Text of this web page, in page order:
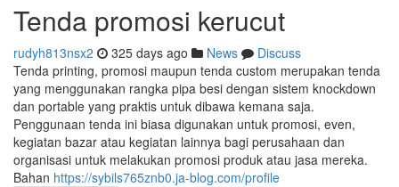
Tenda promosi kerucut
rudyh813nsx2 325 days ago News
Discuss
Tenda printing, promosi maupun tenda custom merupakan tenda
yang menggunakan rangka pipa besi dengan sistem knockdown
dan portable yang praktis untuk dibawa kemana saja.
Penggunaan tenda ini biasa digunakan untuk promosi, even,
kegiatan bazar atau kegiatan lainnya bagi perusahaan dan
organisasi untuk melakukan promosi produk atau jasa mereka.
Bahan https://sybils765znb0.ja-blog.com/profile